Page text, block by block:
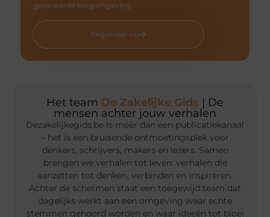
gevarieerde blogomgeving.
Registreer nu
Het team De Zakelijke Gids | De
mensen achter jouw verhalen
Dezakelijkegids.be is méér dan een publicatiekanaal
– het is een bruisende ontmoetingsplek voor
denkers, schrijvers, makers en lezers. Samen
brengen we verhalen tot leven: verhalen die
aanzetten tot denken, verbinden en inspireren.
Achter de schermen staat een toegewijd team dat
dagelijks werkt aan een omgeving waar echte
stemmen gehoord worden en waar ideeën tot bloei